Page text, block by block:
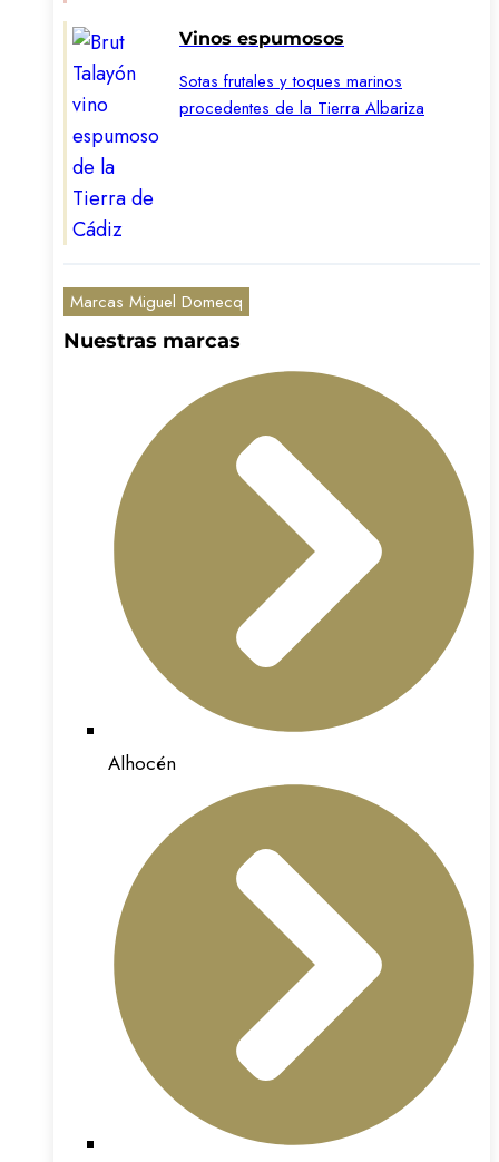
Vinos espumosos
Sotas frutales y toques marinos
procedentes de la Tierra Albariza
Marcas Miguel Domecq
Nuestras marcas
Alhocén